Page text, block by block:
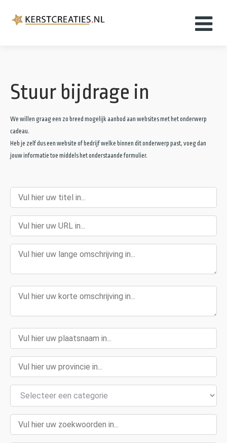
Kerstkaarten
Kerstboeken
Stuur bijdrage in
Stuur bijdrage in
We willen graag een zo breed mogelijk aanbod aan websites met het onderwerp
cadeau.
Heb je zelf dus een website of bedrijf welke binnen dit onderwerp past, voeg dan
jouw informatie toe middels het onderstaande formulier.